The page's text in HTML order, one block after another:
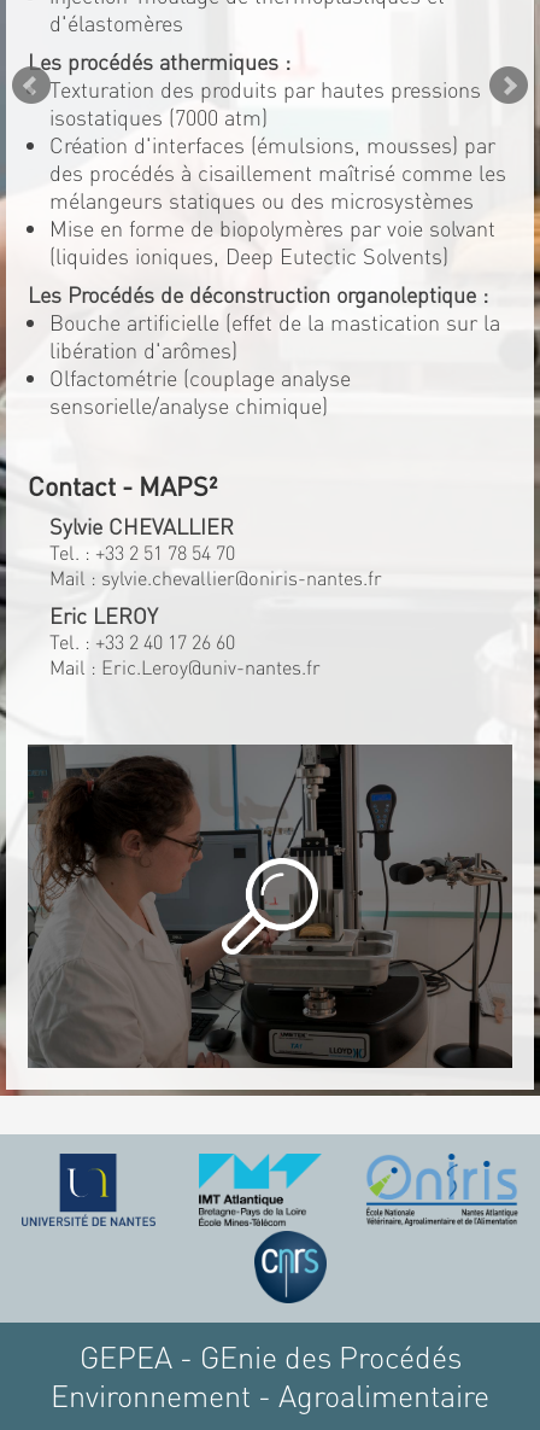
d'élastomères
Les procédés athermiques :
Texturation des produits par hautes pressions
isostatiques (7000 atm)
Création d'interfaces (émulsions, mousses) par
des procédés à cisaillement maîtrisé comme les
mélangeurs statiques ou des microsystèmes
Mise en forme de biopolymères par voie solvant
(liquides ioniques, Deep Eutectic Solvents)
Les Procédés de déconstruction organoleptique :
Bouche artificielle (effet de la mastication sur la
libération d'arômes)
Olfactométrie (couplage analyse
sensorielle/analyse chimique)
Contact - MAPS²
Sylvie CHEVALLIER
Tel. : +33 2 51 78 54 70
Mail : sylvie.chevallier@oniris-nantes.fr
Eric LEROY
Tel. : +33 2 40 17 26 60
Mail : Eric.Leroy@univ-nantes.fr
GEPEA - GEnie des Procédés
Environnement - Agroalimentaire